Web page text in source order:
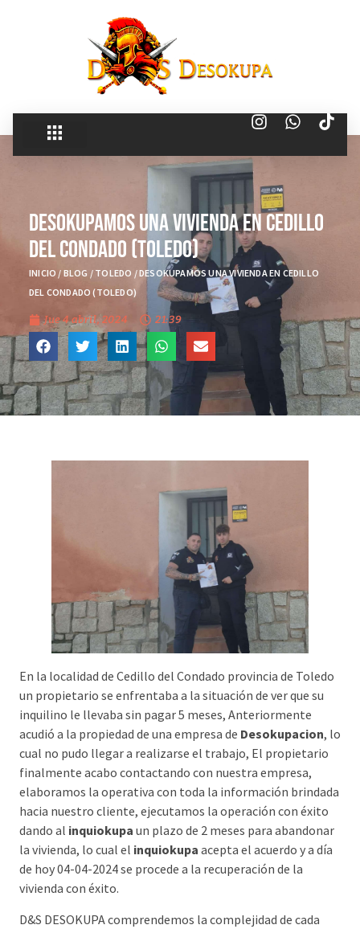
DESOKUPAMOS UNA VIVIENDA EN CEDILLO
DEL CONDADO (TOLEDO)
INICIO / BLOG / TOLEDO /DESOKUPAMOS UNA VIVIENDA EN CEDILLO
DEL CONDADO (TOLEDO)
Jue 4 abril, 2024 21:39
En la localidad de Cedillo del Condado provincia de Toledo
un propietario se enfrentaba a la situación de ver que su
inquilino le llevaba sin pagar 5 meses, Anteriormente
acudió a la propiedad de una empresa de Desokupacion, lo
cual no pudo llegar a realizarse el trabajo, El propietario
finalmente acabo contactando con nuestra empresa,
elaboramos la operativa con toda la información brindada
hacia nuestro cliente, ejecutamos la operación con éxito
dando al inquiokupa un plazo de 2 meses para abandonar
la vivienda, lo cual el inquiokupa acepta el acuerdo y a día
de hoy 04-04-2024 se procede a la recuperación de la
vivienda con éxito.
D&S DESOKUPA comprendemos la complejidad de cada